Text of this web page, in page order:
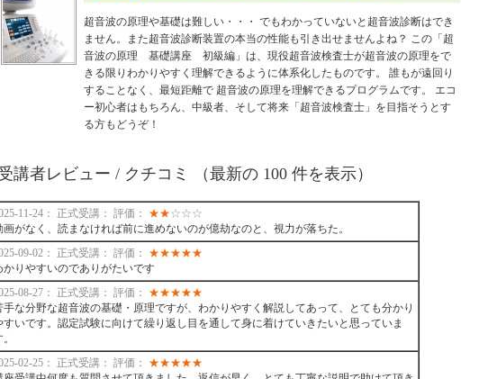
超音波の原理や基礎は難しい・・・ でもわかっていないと超音波診断はでき
ません。また超音波診断装置の本当の性能も引き出せませんよね？ この「超
音波の原理 基礎講座 初級編」は、現役超音波検査士が超音波の原理をで
きる限りわかりやすく理解できるように体系化したものです。 誰もが遠回り
することなく、最短距離で 超音波の原理を理解できるプログラムです。 エコ
ー初心者はもちろん、中級者、そして将来「超音波検査士」を目指そうとす
る方もどうぞ！
講者レビュー / クチコミ （最新の 100 件を表示）
11-24： 正式受講： 評価： ★★☆☆☆
画がなく、読まなければ前に進めないのが億劫なのと、視力が落ちた。
09-02： 正式受講： 評価： ★★★★★
かりやすいのでありがたいです
08-27： 正式受講： 評価： ★★★★★
手な分野な超音波の基礎・原理ですが、わかりやすく解説してあって、とても分かり
すいです。認定試験に向けて繰り返し目を通して身に着けていきたいと思っていま
02-25： 正式受講： 評価： ★★★★★